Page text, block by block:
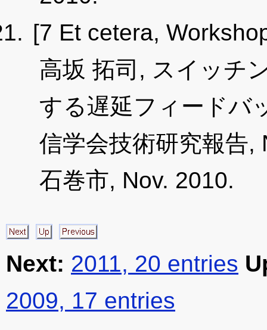
[7 Et cetera,
高坂 拓司, スイッチ
する遅延フィードバ
信学会技術研究報告,
石巻市, Nov. 2010.
Next: 2011, 20 entries
2009, 17 entries